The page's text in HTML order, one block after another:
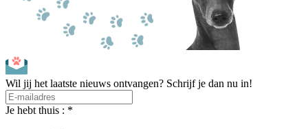
Wil jij het laatste nieuws ontvangen? Schrijf je dan nu in!
Je hebt thuis : *